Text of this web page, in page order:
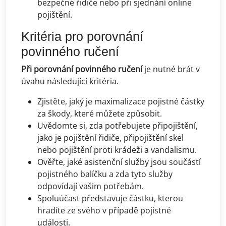
bezpečné řidiče nebo při sjednání online
pojištění.
Kritéria pro porovnání
povinného ručení
Při porovnání povinného ručeníje nutné brát v
úvahu následující kritéria.
Zjistěte, jaký je maximalizace pojistné částky
za škody, které můžete způsobit.
Uvědomte si, zda potřebujete připojištění,
jako je pojištění řidiče, připojištění skel
nebo pojištění proti krádeži a vandalismu.
Ověřte, jaké asistenční služby jsou součástí
pojistného balíčku a zda tyto služby
odpovídají vašim potřebám.
Spoluúčast představuje částku, kterou
hradíte ze svého v případě pojistné
události.